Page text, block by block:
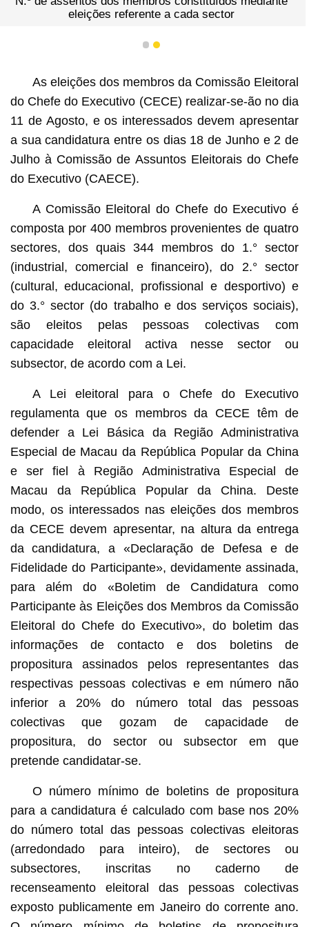
referente a cada sector
1 2
As eleições dos membros da Comissão Eleitoral
do Chefe do Executivo (CECE) realizar-se-ão no dia
11 de Agosto, e os interessados devem apresentar
a sua candidatura entre os dias 18 de Junho e 2 de
Julho à Comissão de Assuntos Eleitorais do Chefe
do Executivo (CAECE).
A Comissão Eleitoral do Chefe do Executivo é
composta por 400 membros provenientes de quatro
sectores, dos quais 344 membros do 1.° sector
(industrial, comercial e financeiro), do 2.° sector
(cultural, educacional, profissional e desportivo) e
do 3.° sector (do trabalho e dos serviços sociais),
são eleitos pelas pessoas colectivas com
capacidade eleitoral activa nesse sector ou
subsector, de acordo com a Lei.
A Lei eleitoral para o Chefe do Executivo
regulamenta que os membros da CECE têm de
defender a Lei Básica da Região Administrativa
Especial de Macau da República Popular da China
e ser fiel à Região Administrativa Especial de
Macau da República Popular da China. Deste
modo, os interessados nas eleições dos membros
da CECE devem apresentar, na altura da entrega
da candidatura, a «Declaração de Defesa e de
Fidelidade do Participante», devidamente assinada,
para além do «Boletim de Candidatura como
Participante às Eleições dos Membros da Comissão
Eleitoral do Chefe do Executivo», do boletim das
informações de contacto e dos boletins de
propositura assinados pelos representantes das
respectivas pessoas colectivas e em número não
inferior a 20% do número total das pessoas
colectivas que gozam de capacidade de
propositura, do sector ou subsector em que
pretende candidatar-se.
O número mínimo de boletins de propositura
para a candidatura é calculado com base nos 20%
do número total das pessoas colectivas eleitoras
(arredondado para inteiro), de sectores ou
subsectores, inscritas no caderno de
recenseamento eleitoral das pessoas colectivas
exposto publicamente em Janeiro do corrente ano.